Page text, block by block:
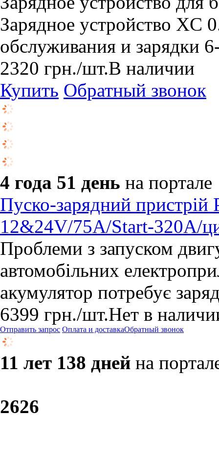
Зарядное устройство XС
обслуживания и зарядки
2320 грн./шт.В наличии
Купить Обратный звонок
4 года 51 день на портале
Пуско-зарядний
12&24V/75A/Start-320A/
Проблеми з запуском
автомобільних
акумулятор потребує
6399 грн./шт.Нет в
Отправить запрос Оплата и доставкаОбратный звонок
11 лет 138 дней на
2626